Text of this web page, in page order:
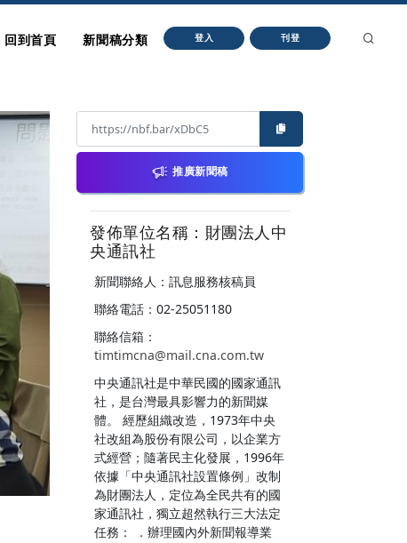
回到首頁 新聞稿分類 登入 刊登
推廣新聞稿
發佈單位名稱：財團法人中
央通訊社
新聞聯絡人：訊息服務核稿員
聯絡電話：02-25051180
聯絡信箱：
timtimcna@mail.cna.com.tw
中央通訊社是中華民國的國家通訊
社，是台灣最具影響力的新聞媒
體。 經歷組織改造，1973年中央
社改組為股份有限公司，以企業方
式經營；隨著民主化發展，1996年
依據「中央通訊社設置條例」改制
為財團法人，定位為全民共有的國
家通訊社，獨立超然執行三大法定
任務： ．辦理國內外新聞報導業